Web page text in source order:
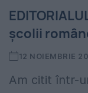
școlii
12 NOIEMBRIE
Am citit într-